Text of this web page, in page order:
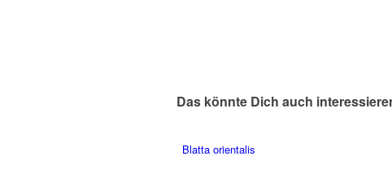
Das könnte Dich auch
Blatta orientalis